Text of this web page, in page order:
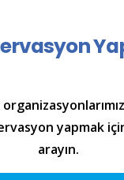
yapmak
arayın.